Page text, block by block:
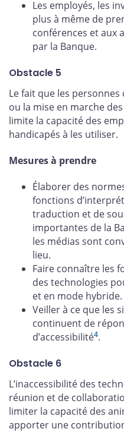
Les employés, les
plus à même de
conférences et aux
par la Banque.
Obstacle 5
Le fait que les
ou la mise en marche
limite la capacité des
handicapés à les utiliser.
Mesures à prendre
Élaborer des
fonctions
traduction et de
importantes de la
les médias sont
lieu.
Faire connaître les
des technologies
et en mode hybride.
Veiller à ce que les
continuent de
d’accessibilité4.
Obstacle 6
L’inaccessibilité des
réunion et de
limiter la capacité des
apporter une